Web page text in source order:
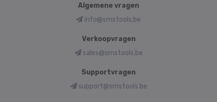
Algemene vragen
info@smstools.be
Verkoopvragen
sales@smstools.be
Supportvragen
support@smstools.be